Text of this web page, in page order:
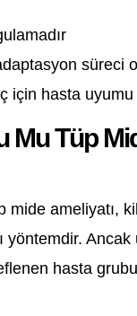
süreci
için hasta
Mu Tüp
mide ameliyatı,
yöntemdir.
hasta